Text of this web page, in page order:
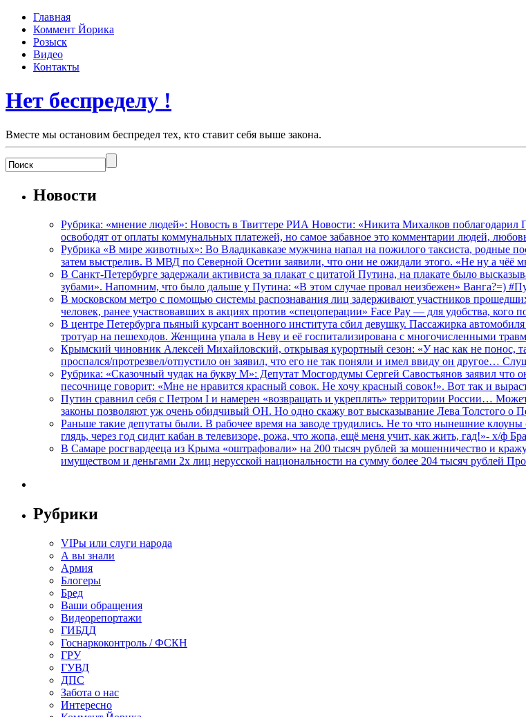
Главная
Коммент Йорика
Розыск
Видео
Контакты
Нет беспределу !
Вместе мы остановим беспредел тех, кто ставит себя выше закона.
Новости
Рубрика: «мнение людей»: Новость в Твиттере РИА Новости: «Никита Михалков поблагодарил
освободят от оплаты коммунальных платежей, но самое забавное это комментарии людей,
Рубрика «В мире животных»: Во Владикавказе мужчина напал на пожилого таксиста, родные
затем выстрелив. В МВД по Северной Осетии заявили, что они не ожидали этого. «Не ну а чёё
В Санкт-Петербурге задержали активиста за плакат с цитатой Путина, на плакате было
зубами». Напомним, что было дальше у Путина: «В этом случае провал неизбежен» Ванга?=)
В московском метро с помощью системы распознавания лиц задерживают участников
человек, ранее участвовавших в акциях против «спецоперации» Face Pay — для удобства, кого
В центре Петербурга пьяный курсант военного института сбил девушку. Пассажирка
тротуар на пешеходов. Женщина упала в Неву и её госпитализирована с многочисленными
Крымский чиновник Алексей Михайловский, открывая курортный сезон: «У нас как не понос,
проспался/протрезвел/отпустило он заявил, что его не так поняли и имел ввиду он другое…
Рубрика: «Сказочный чудак на букву М»: Депутат Мосгордумы Сергей Савостьянов заявил что
песочнице говорит: «Мне не нравится красный совок. Не хочу красный совок!». Вот так и
Путин сравнил себя с Петром I и намерен «возвращать и укреплять» территории России…
законы позволяют уж очень обидчивый ОН. Но одно скажу вот высказывание Лева Толстого
Раньше такие депутаты были. В рабочее время на заводе трудились. Не то что нынешние
глядь, через год сидит кабан в телевизоре, рожа, что жопа, ещё меня учит, как жить, гад!»- х/ф
В Самаре росгвардееца из Крыма «оштрафовали» на 200 тысяч рублей за мошенничество и
имуществом и деньгами 2х лиц нерусской национальности на сумму более 204 тысяч рублей
Рубрики
VIPы или слуги народа
А вы знали
Армия
Блогеры
Бред
Ваши обращения
Видеорепортажи
ГИБДД
Госнаркоконтроль / ФСКН
ГРУ
ГУВД
ДПС
Забота о нас
Интересно